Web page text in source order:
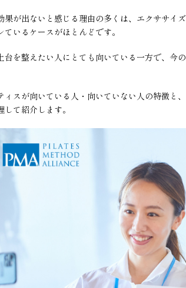
果が出ないと感じる理由の多くは、エクササイ
いるケースがほとんどです。
台を整えたい人にとても向いている一方で、今
ィスが向いている人・向いていない人の特徴と
て紹介します。